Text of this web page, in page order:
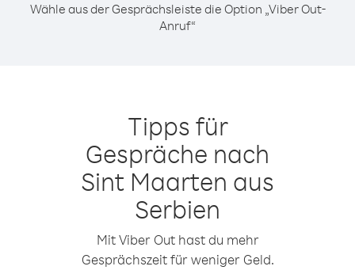
Wähle aus der Gesprächsleiste die Option „Viber Out-
Anruf“
Tipps für
Gespräche nach
Sint Maarten aus
Serbien
Mit Viber Out hast du mehr
Gesprächszeit für weniger Geld.